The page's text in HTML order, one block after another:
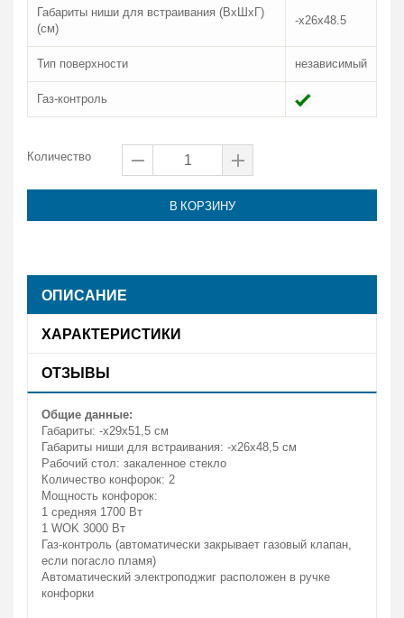
Габариты ниши для встраивания (ВxШxГ)
(см)
-x26x48.5
Тип поверхности независимый
Газ-контроль
Количество
В КОРЗИНУ
ОПИСАНИЕ
ХАРАКТЕРИСТИКИ
ОТЗЫВЫ
Общие данные:
Габариты: -х29х51,5 см
Габариты ниши для встраивания: -х26х48,5 см
Рабочий стол: закаленное стекло
Количество конфорок: 2
Мощность конфорок:
1 средняя 1700 Вт
1 WOK 3000 Вт
Газ-контроль (автоматически закрывает газовый клапан,
если погасло пламя)
Автоматический электроподжиг расположен в ручке
конфорки